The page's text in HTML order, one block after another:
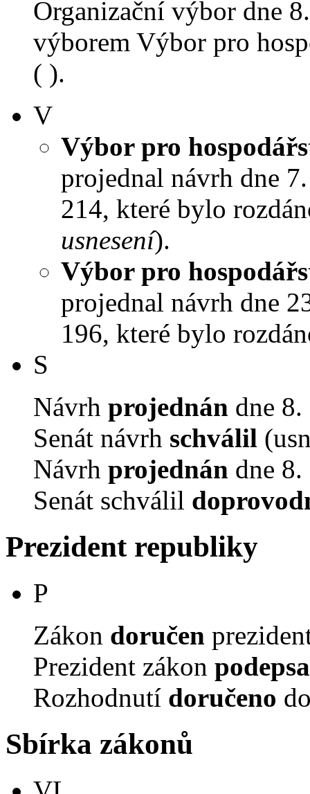
Organizační výbor dne
výborem Výbor pro
( ).
V
Výbor pro
projednal návrh dne
214, které bylo
usnesení).
Výbor pro
projednal návrh dne
196, které bylo
S
Návrh projednán dne
Senát návrh schválil
Návrh projednán dne
Senát schválil
Prezident republiky
P
Zákon doručen
Prezident zákon
Rozhodnutí doručeno
Sbírka zákonů